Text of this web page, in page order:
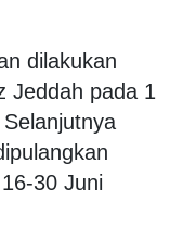
dilakukan
Jeddah pada 1
30 Juni